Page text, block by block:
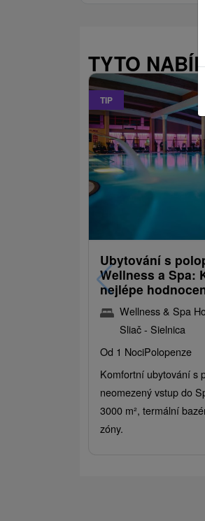
TYTO
TIP
Ubytování s
Wellness a Spa:
nejlépe
Wellness & Spa
Sliač - Sielnica
Od 1 NociPolopenze
Komfortní ubytování s
neomezený vstup do
3000 m², termální
zóny.